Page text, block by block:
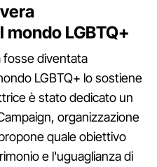
LGBTQ+
fosse diventata
LGBTQ+ lo sostiene
è stato dedicato un
organizzazione
quale obiettivo
e l'uguaglianza di